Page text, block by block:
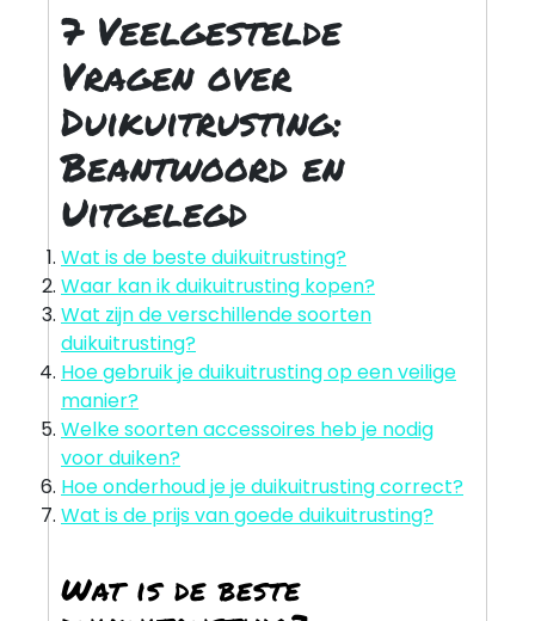
7 Veelgestelde
Vragen over
Duikuitrusting:
Beantwoord en
Uitgelegd
Wat is de beste duikuitrusting?
Waar kan ik duikuitrusting kopen?
Wat zijn de verschillende soorten
duikuitrusting?
Hoe gebruik je duikuitrusting op een veilige
manier?
Welke soorten accessoires heb je nodig
voor duiken?
Hoe onderhoud je je duikuitrusting correct?
Wat is de prijs van goede duikuitrusting?
Wat is de beste